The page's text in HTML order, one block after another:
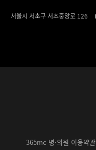
서울시 서초구 서초중앙로 126
365mc 병·의원 이용약관